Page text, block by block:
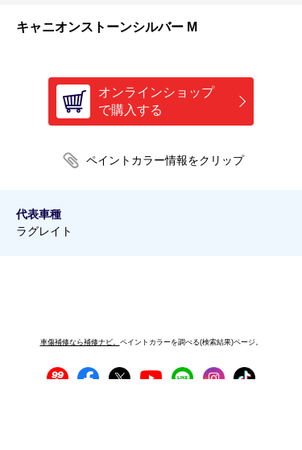
キャニオンストーンシルバー M
オンラインショップ
で購入する
代表車種
ラグレイト
車傷補修なら補修ナビ。 ペイントカラーを調べる(検索結果)ページ。